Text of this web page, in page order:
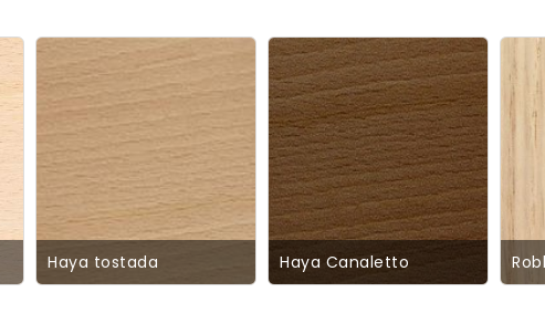
Haya tostada Haya Canaletto